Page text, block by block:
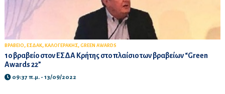
ΒΡΑΒΕΙΟ, ΕΣΔΑΚ, ΚΑΛΟΓΕΡΑΚΗΣ, GREEN AWARDS
1ο βραβείο στον ΕΣΔΑ Κρήτης στο πλαίσιο των βραβείων “Green
Awards 22”
09:37 π.μ. - 13/09/2022